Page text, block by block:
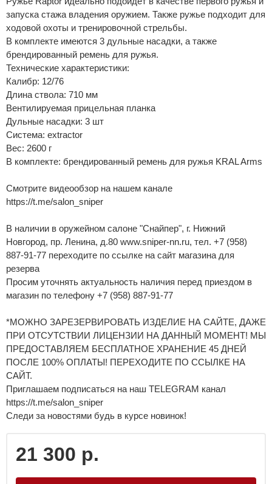
запуска стажа владения оружием. Также ружье подходит для
ходовой охоты и тренировочной стрельбы.
В комплекте имеются 3 дульные насадки, а также
брендированный ремень для ружья.
Технические характеристики:
Калибр: 12/76
Длина ствола: 710 мм
Вентилируемая прицельная планка
Дульные насадки: 3 шт
Система: extractor
Вес: 2600 г
В комплекте: брендированный ремень для ружья KRAL Arms
Смотрите видеообзор на нашем канале
https://t.me/salon_sniper
В наличии в оружейном салоне "Снайпер", г. Нижний
Новгород, пр. Ленина, д.80 www.sniper-nn.ru, тел. +7 (958)
887-91-77 переходите по ссылке на сайт магазина для
резерва
Просим уточнять актуальность наличия перед приездом в
магазин по телефону +7 (958) 887-91-77
*МОЖНО ЗАРЕЗЕРВИРОВАТЬ ИЗДЕЛИЕ НА САЙТЕ, ДАЖЕ
ПРИ ОТСУТСТВИИ ЛИЦЕНЗИИ НА ДАННЫЙ МОМЕНТ! МЫ
ПРЕДОСТАВЛЯЕМ БЕСПЛАТНОЕ ХРАНЕНИЕ 45 ДНЕЙ
ПОСЛЕ 100% ОПЛАТЫ! ПЕРЕХОДИТЕ ПО ССЫЛКЕ НА
САЙТ.
Приглашаем подписаться на наш TELEGRAM канал
https://t.me/salon_sniper
Следи за новостями будь в курсе новинок!
21 300 р.